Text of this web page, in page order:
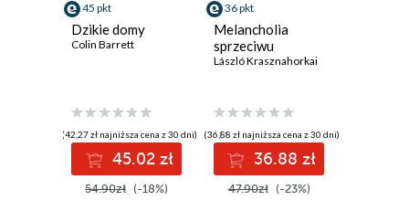
45 pkt
Dzikie domy
Colin Barrett
(42,27 zł najniższa cena z 30 dni)
45.02 zł
54.90zł (-18%)
36 pkt
Melancholia
sprzeciwu
László Krasznahorkai
(36,88 zł najniższa cena z 30 dni)
36.88 zł
47.90zł (-23%)